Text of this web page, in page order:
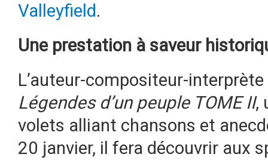
Valleyfield.
Une prestation à saveur
L’auteur-compositeur-
Légendes d’un peuple TOME II,
volets alliant chansons et
20 janvier, il fera découvrir aux